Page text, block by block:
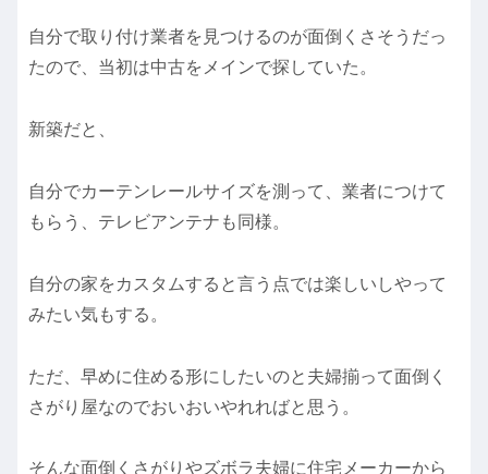
自分で取り付け業者を見つけるのが面倒くさそうだっ
たので、当初は中古をメインで探していた。
新築だと、
自分でカーテンレールサイズを測って、業者につけて
もらう、テレビアンテナも同様。
自分の家をカスタムすると言う点では楽しいしやって
みたい気もする。
ただ、早めに住める形にしたいのと夫婦揃って面倒く
さがり屋なのでおいおいやれればと思う。
そんな面倒くさがりやズボラ夫婦に住宅メーカーから